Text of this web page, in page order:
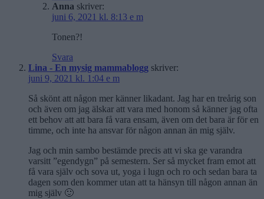
Anna skriver:
juni 6, 2021 kl. 8:13 e m
Tonen?!
Svara
Lina - En mysig mammablogg skriver:
juni 9, 2021 kl. 1:04 e m
Så skönt att någon mer känner likadant. Jag har en treårig son
och även om jag älskar att vara med honom så känner jag ofta
ett behov att att bara få vara ensam, även om det bara är för en
timme, och inte ha ansvar för någon annan än mig själv.
Jag och min sambo bestämde precis att vi ska ge varandra
varsitt ”egendygn” på semestern. Ser så mycket fram emot att
få vara själv och sova ut, yoga i lugn och ro och sedan bara ta
dagen som den kommer utan att ta hänsyn till någon annan än
mig själv 🙂